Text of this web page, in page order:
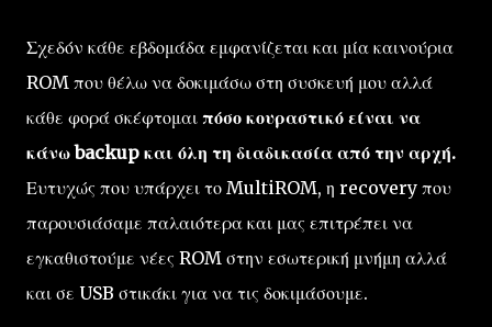
Σχεδόν κάθε εβδομάδα εμφανίζεται και μία καινούρια
ROM που θέλω να δοκιμάσω στη συσκευή μου αλλά
κάθε φορά σκέφτομαι πόσο κουραστικό είναι να
κάνω backup και όλη τη διαδικασία από την αρχή.
Ευτυχώς που υπάρχει το MultiROM, η recovery που
παρουσιάσαμε παλαιότερα και μας επιτρέπει να
εγκαθιστούμε νέες ROM στην εσωτερική μνήμη αλλά
και σε USB στικάκι για να τις δοκιμάσουμε.